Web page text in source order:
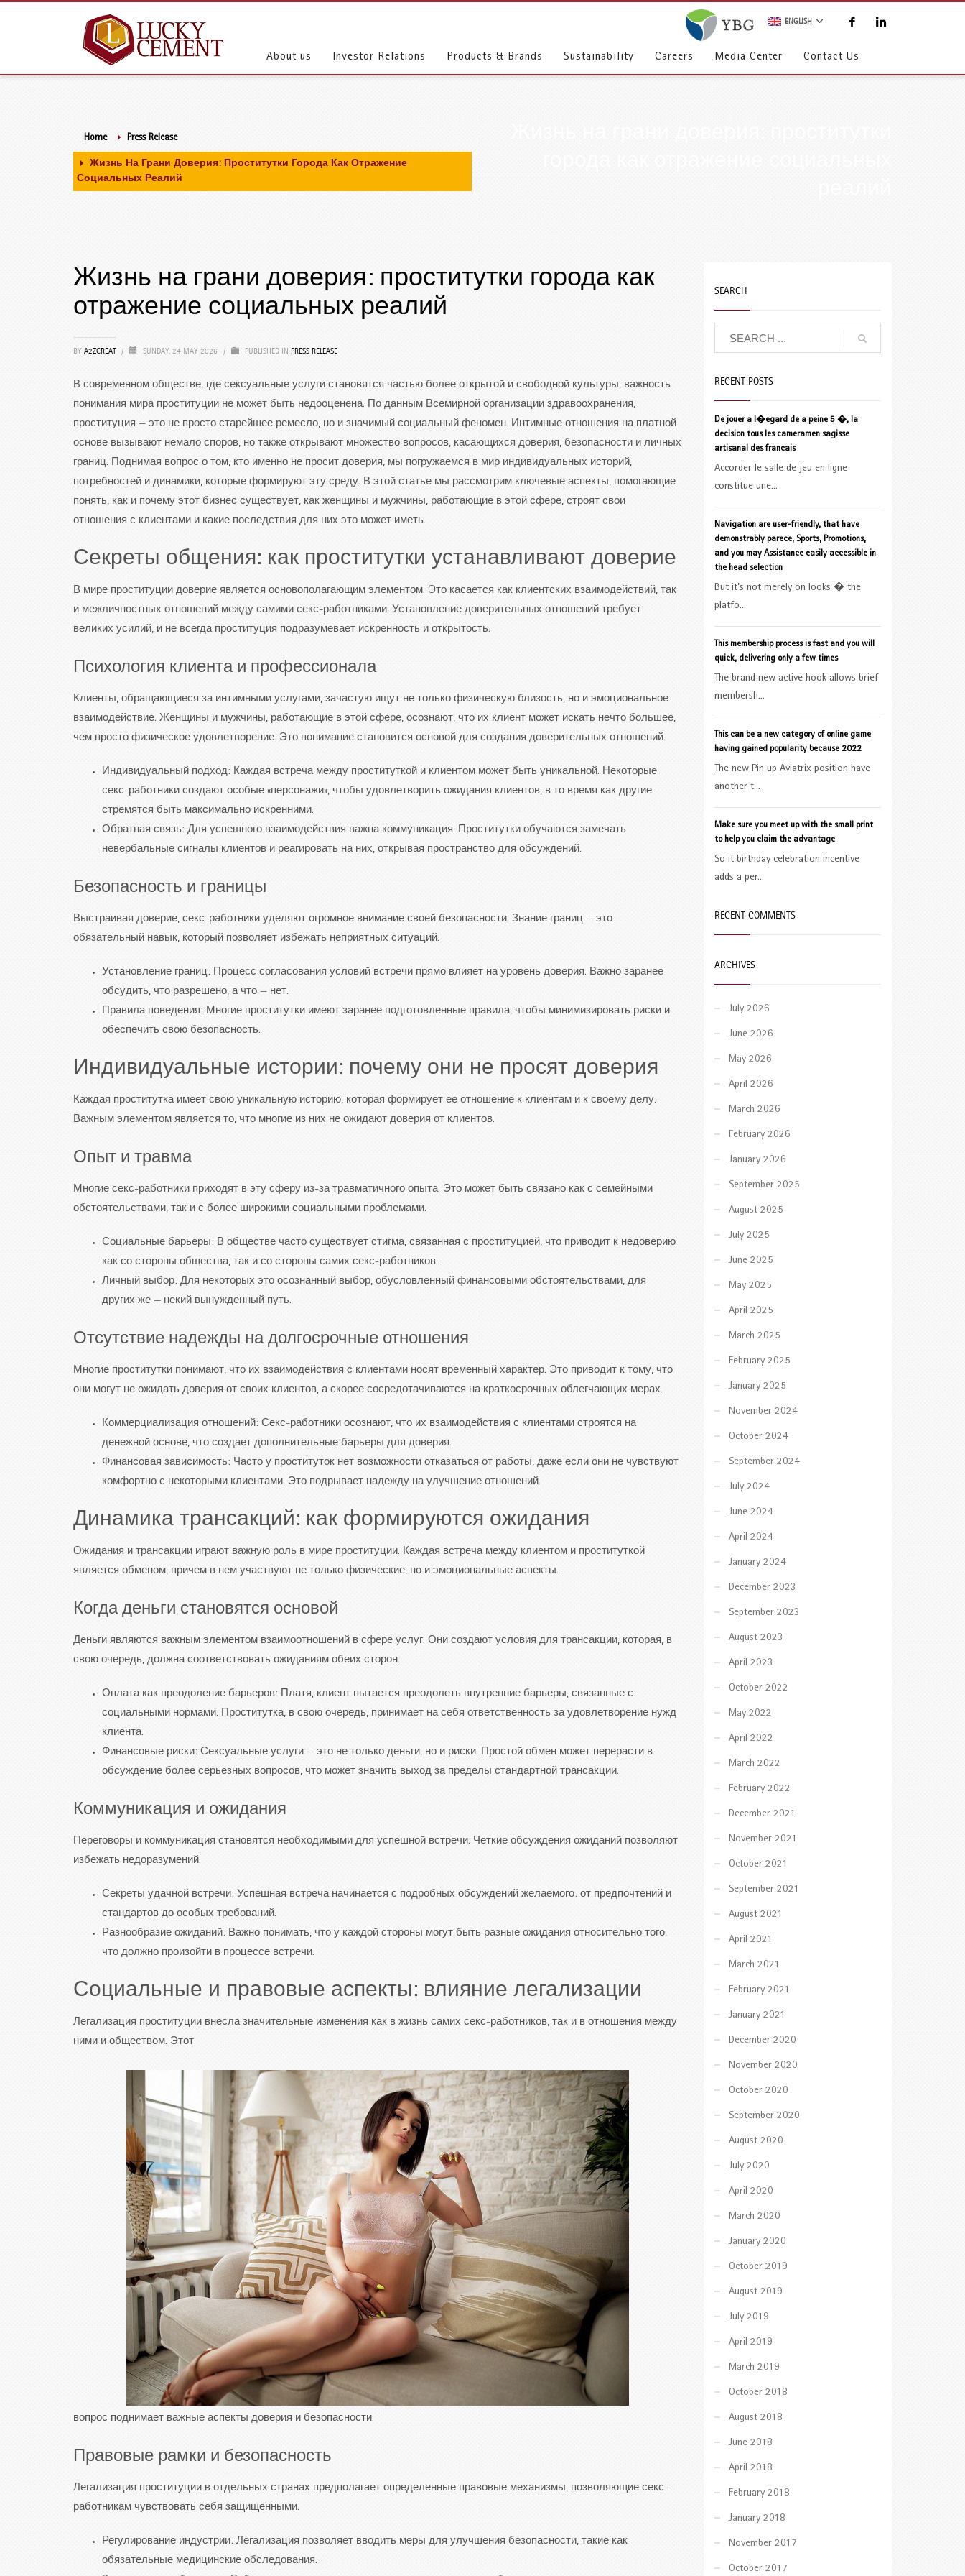
ENGLISH
About us Investor Relations Products & Brands Sustainability Careers Media Center Contact Us
Home Press Release
Жизнь На Грани Доверия: Проститутки Города Как Отражение
Социальных Реалий
Жизнь на грани доверия: проститутки города как
отражение социальных реалий
BY A2ZCREAT / SUNDAY, 24 MAY 2026 / PUBLISHED IN PRESS RELEASE
В современном обществе, где сексуальные услуги становятся частью более открытой и свободной культуры, важность
понимания мира проституции не может быть недооценена. По данным Всемирной организации здравоохранения,
проституция — это не просто старейшее ремесло, но и значимый социальный феномен. Интимные отношения на платной
основе вызывают немало споров, но также открывают множество вопросов, касающихся доверия, безопасности и личных
границ. Поднимая вопрос о том, кто именно не просит доверия, мы погружаемся в мир индивидуальных историй,
потребностей и динамики, которые формируют эту среду. В этой статье мы рассмотрим ключевые аспекты, помогающие
понять, как и почему этот бизнес существует, как женщины и мужчины, работающие в этой сфере, строят свои
отношения с клиентами и какие последствия для них это может иметь.
Секреты общения: как проститутки устанавливают доверие
В мире проституции доверие является основополагающим элементом. Это касается как клиентских взаимодействий, так
и межличностных отношений между самими секс-работниками. Установление доверительных отношений требует
великих усилий, и не всегда проституция подразумевает искренность и открытость.
Психология клиента и профессионала
Клиенты, обращающиеся за интимными услугами, зачастую ищут не только физическую близость, но и эмоциональное
взаимодействие. Женщины и мужчины, работающие в этой сфере, осознают, что их клиент может искать нечто большее,
чем просто физическое удовлетворение. Это понимание становится основой для создания доверительных отношений.
Индивидуальный подход: Каждая встреча между проституткой и клиентом может быть уникальной. Некоторые
секс-работники создают особые «персонажи», чтобы удовлетворить ожидания клиентов, в то время как другие
стремятся быть максимально искренними.
Обратная связь: Для успешного взаимодействия важна коммуникация. Проститутки обучаются замечать
невербальные сигналы клиентов и реагировать на них, открывая пространство для обсуждений.
Безопасность и границы
Выстраивая доверие, секс-работники уделяют огромное внимание своей безопасности. Знание границ — это
обязательный навык, который позволяет избежать неприятных ситуаций.
Установление границ: Процесс согласования условий встречи прямо влияет на уровень доверия. Важно заранее
обсудить, что разрешено, а что — нет.
Правила поведения: Многие проститутки имеют заранее подготовленные правила, чтобы минимизировать риски и
обеспечить свою безопасность.
Индивидуальные истории: почему они не просят доверия
Каждая проститутка имеет свою уникальную историю, которая формирует ее отношение к клиентам и к своему делу.
Важным элементом является то, что многие из них не ожидают доверия от клиентов.
Опыт и травма
Многие секс-работники приходят в эту сферу из-за травматичного опыта. Это может быть связано как с семейными
обстоятельствами, так и с более широкими социальными проблемами.
Социальные барьеры: В обществе часто существует стигма, связанная с проституцией, что приводит к недоверию
как со стороны общества, так и со стороны самих секс-работников.
Личный выбор: Для некоторых это осознанный выбор, обусловленный финансовыми обстоятельствами, для
других же — некий вынужденный путь.
Отсутствие надежды на долгосрочные отношения
Многие проститутки понимают, что их взаимодействия с клиентами носят временный характер. Это приводит к тому, что
они могут не ожидать доверия от своих клиентов, а скорее сосредотачиваются на краткосрочных облегчающих мерах.
Коммерциализация отношений: Секс-работники осознают, что их взаимодействия с клиентами строятся на
денежной основе, что создает дополнительные барьеры для доверия.
Финансовая зависимость: Часто у проституток нет возможности отказаться от работы, даже если они не чувствуют
комфортно с некоторыми клиентами. Это подрывает надежду на улучшение отношений.
Динамика трансакций: как формируются ожидания
Ожидания и трансакции играют важную роль в мире проституции. Каждая встреча между клиентом и проституткой
является обменом, причем в нем участвуют не только физические, но и эмоциональные аспекты.
Когда деньги становятся основой
Деньги являются важным элементом взаимоотношений в сфере услуг. Они создают условия для трансакции, которая, в
свою очередь, должна соответствовать ожиданиям обеих сторон.
Оплата как преодоление барьеров: Платя, клиент пытается преодолеть внутренние барьеры, связанные с
социальными нормами. Проститутка, в свою очередь, принимает на себя ответственность за удовлетворение нужд
клиента.
Финансовые риски: Сексуальные услуги — это не только деньги, но и риски. Простой обмен может перерасти в
обсуждение более серьезных вопросов, что может значить выход за пределы стандартной трансакции.
Коммуникация и ожидания
Переговоры и коммуникация становятся необходимыми для успешной встречи. Четкие обсуждения ожиданий позволяют
избежать недоразумений.
Секреты удачной встречи: Успешная встреча начинается с подробных обсуждений желаемого: от предпочтений и
стандартов до особых требований.
Разнообразие ожиданий: Важно понимать, что у каждой стороны могут быть разные ожидания относительно того,
что должно произойти в процессе встречи.
Социальные и правовые аспекты: влияние легализации
Легализация проституции внесла значительные изменения как в жизнь самих секс-работников, так и в отношения между
ними и обществом. Этот
вопрос поднимает важные аспекты доверия и безопасности.
Правовые рамки и безопасность
Легализация проституции в отдельных странах предполагает определенные правовые механизмы, позволяющие секс-
работникам чувствовать себя защищенными.
Регулирование индустрии: Легализация позволяет вводить меры для улучшения безопасности, такие как
обязательные медицинские обследования.
SEARCH
RECENT POSTS
De jouer a l�egard de a peine 5 �, la
decision tous les cameramen sagisse
artisanal des francais
Accorder le salle de jeu en ligne
constitue une...
Navigation are user-friendly, that have
demonstrably parece, Sports, Promotions,
and you may Assistance easily accessible in
the head selection
But it’s not merely on looks � the
platfo...
This membership process is fast and you will
quick, delivering only a few times
The brand new active hook allows brief
membersh...
This can be a new category of online game
having gained popularity because 2022
The new Pin up Aviatrix position have
another t...
Make sure you meet up with the small print
to help you claim the advantage
So it birthday celebration incentive
adds a per...
RECENT COMMENTS
ARCHIVES
July 2026
June 2026
May 2026
April 2026
March 2026
February 2026
January 2026
September 2025
August 2025
July 2025
June 2025
May 2025
April 2025
March 2025
February 2025
January 2025
November 2024
October 2024
September 2024
July 2024
June 2024
April 2024
January 2024
December 2023
September 2023
August 2023
April 2023
October 2022
May 2022
April 2022
March 2022
February 2022
December 2021
November 2021
October 2021
September 2021
August 2021
April 2021
March 2021
February 2021
January 2021
December 2020
November 2020
October 2020
September 2020
August 2020
July 2020
April 2020
March 2020
January 2020
October 2019
August 2019
July 2019
April 2019
March 2019
October 2018
August 2018
June 2018
April 2018
February 2018
January 2018
November 2017
October 2017